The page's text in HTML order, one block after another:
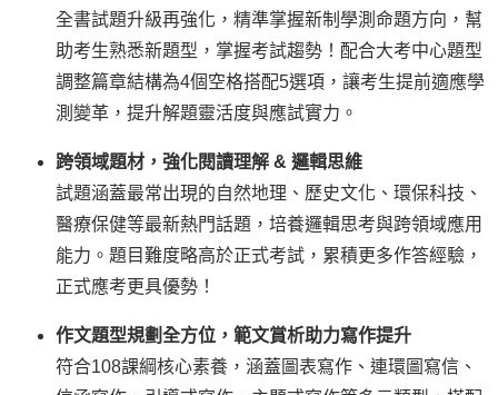
全書試題升級再強化，精準掌握新制學測命題方向，幫
助考生熟悉新題型，掌握考試趨勢！配合大考中心題型
調整篇章結構為4個空格搭配5選項，讓考生提前適應學
測變革，提升解題靈活度與應試實力。
跨領域題材，強化閱讀理解 & 邏輯思維
試題涵蓋最常出現的自然地理、歷史文化、環保科技、
醫療保健等最新熱門話題，培養邏輯思考與跨領域應用
能力。題目難度略高於正式考試，累積更多作答經驗，
正式應考更具優勢！
作文題型規劃全方位，範文賞析助力寫作提升
符合108課綱核心素養，涵蓋圖表寫作、連環圖寫信、